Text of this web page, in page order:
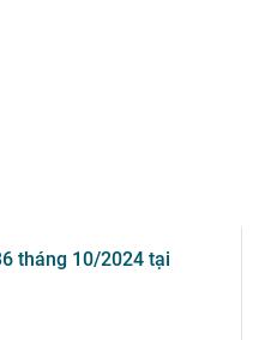
tháng 10/2024 tại